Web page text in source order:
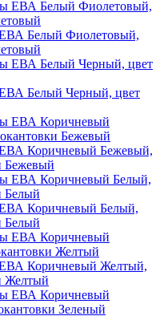
ЕВА Белый Фиолетовый,
Белый Черный, цвет
ЕВА Коричневый Бежевый,
Бежевый
ЕВА Коричневый Белый,
Белый
ЕВА Коричневый Желтый,
Желтый